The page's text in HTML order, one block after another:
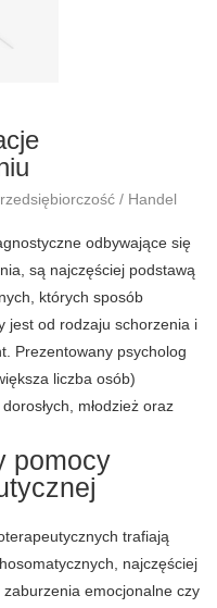
/ Handel
odbywające się
są najczęściej podstawą
których sposób
jest od rodzaju schorzenia i
Prezentowany psycholog
liczba osób)
młodzież oraz
pomocy
trafiają
najczęściej
emocjonalne czy